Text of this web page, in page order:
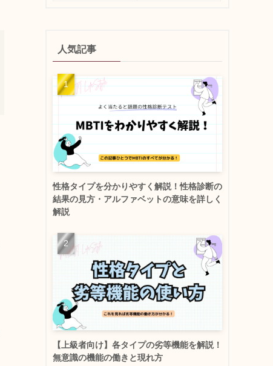
人気記事
性格タイプを分かりやすく解説！性格診断の
結果の見方・アルファベットの意味を詳しく
解説
【上級者向け】各タイプの劣等機能を解説！
無意識の機能の働きと現れ方